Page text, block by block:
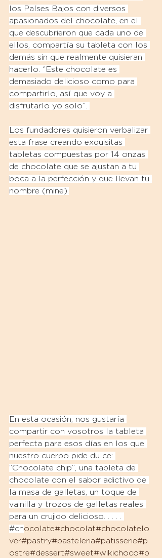
los Países Bajos con diversos
apasionados del chocolate, en el
que descubrieron que cada uno de
ellos, compartía su tableta con los
demás sin que realmente quisieran
hacerlo. ‘’Este chocolate es
demasiado delicioso como para
compartirlo, así que voy a
disfrutarlo yo solo’’.
Los fundadores quisieron verbalizar
esta frase creando exquisitas
tabletas compuestas por 14 onzas
de chocolate que se ajustan a tu
boca a la perfección y que llevan tu
nombre (mine).
En esta ocasión, nos gustaría
compartir con vosotros la tableta
perfecta para esos días en los que
nuestro cuerpo pide dulce:
‘’Chocolate chip’’, una tableta de
chocolate con el sabor adictivo de
la masa de galletas, un toque de
vainilla y trozos de galletas reales
para un crujido delicioso. . . . .
#chocolate#chocolat#chocolatelo
ver#pastry#pasteleria#patisserie#p
ostre#dessert#sweet#wikichoco#p